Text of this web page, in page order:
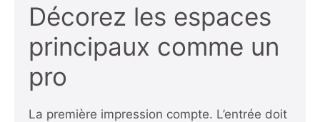
Décorez les espaces
principaux comme un
pro
La première impression compte. L’entrée doit